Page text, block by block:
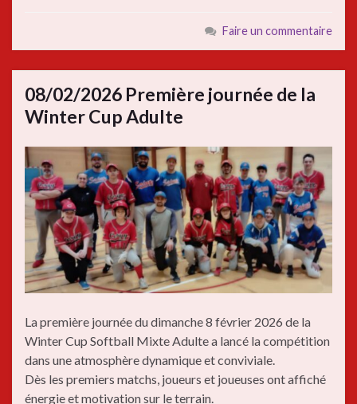
Faire un commentaire
08/02/2026 Première journée de la
Winter Cup Adulte
La première journée du dimanche 8 février 2026 de la
Winter Cup Softball Mixte Adulte a lancé la compétition
dans une atmosphère dynamique et conviviale.
Dès les premiers matchs, joueurs et joueuses ont affiché
énergie et motivation sur le terrain.